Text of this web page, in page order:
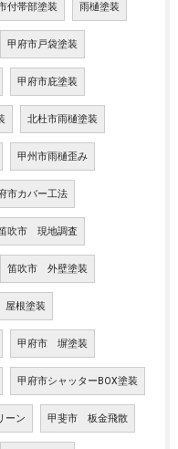
付帯部塗装 雨樋塗装
甲府市戸袋塗装
甲府市庇塗装
北杜市雨樋塗装
甲州市雨樋歪み
市カバー工法
吹市 現地調査
笛吹市 外壁塗装
根塗装
甲府市 塀塗装
甲府市シャッターBOX塗装
ーン 甲斐市 板金飛散